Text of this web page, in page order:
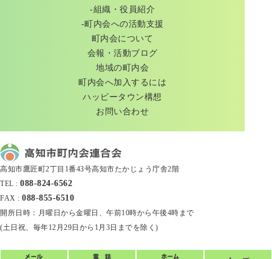
-組織・役員紹介
-町内会への活動支援
町内会について
会報・活動ブログ
地域の町内会
町内会へ加入するには
ハッピータウン構想
お問い合わせ
高知市鷹匠町2丁目1番43号高知市たかじょう庁舎2階
TEL : 088-824-6562
FAX : 088-855-6510
開所日時：月曜日から金曜日、午前10時から午後4時まで
(土日祝、毎年12月29日から1月3日までを除く)